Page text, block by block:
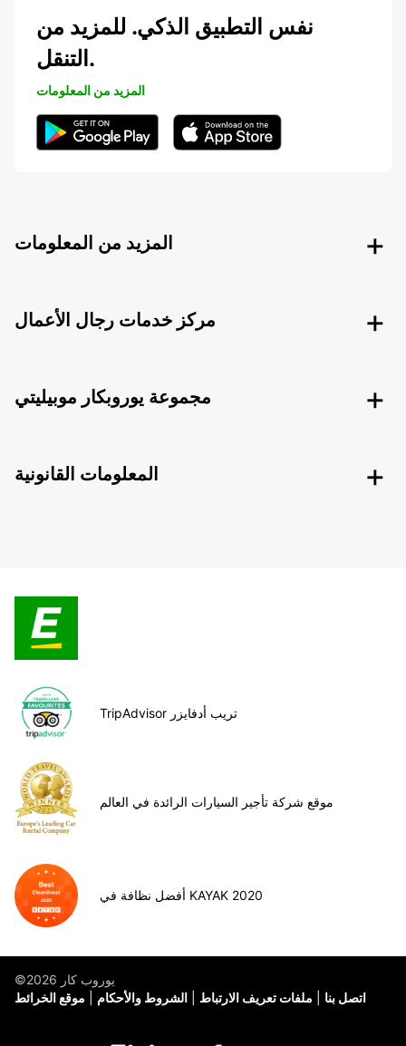
نفس التطبيق الذكي. للمزيد من
التنقل.
المزيد من المعلومات
المزيد من المعلومات
مركز خدمات رجال الأعمال
مجموعة يوروبكار موبيليتي
المعلومات القانونية
TripAdvisor تريب أدفايزر
موقع شركة تأجير السيارات الرائدة في العالم
أفضل نظافة في KAYAK 2020
©يوروب كار 2026
موقع الخرائط
الشروط والأحكام ملفات تعريف الارتباط اتصل بنا